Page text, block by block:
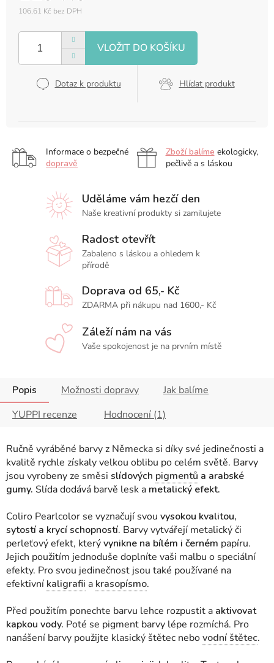
106,61 Kč bez DPH
cena:
Dotaz k produktu Hlídat produkt
Informace o bezpečné
dopravě
Zboží balíme ekologicky,
pečlivě a s láskou
Uděláme vám hezčí den
Naše kreativní produkty si zamilujete
Radost otevřít
Zabaleno s láskou a ohledem k
přírodě
Doprava od 65,- Kč
ZDARMA při nákupu nad 1600,- Kč
Záleží nám na vás
Vaše spokojenost je na prvním místě
Popis Možnosti dopravy
Jak balíme
YUPPI recenze
Hodnocení (1)
Ručně vyráběné barvy z Německa si díky své jedinečnosti a
kvalitě rychle získaly velkou oblibu po celém světě. Barvy
jsou vyrobeny ze směsi slídových pigmentů a arabské
gumy. Slída dodává barvě lesk a metalický efekt.
Coliro Pearlcolor se vyznačují svou vysokou kvalitou,
sytostí a krycí schopností. Barvy vytvářejí metalický či
perleťový efekt, kterývynikne na bílém i černém papíru.
Jejich použitím jednoduše doplníte vaši malbu o speciální
efekty. Pro svou jedinečnost jsou také používané na
efektivní kaligrafii a krasopísmo.
Před použitím ponechte barvu lehce rozpustit a aktivovat
kapkou vody. Poté se pigment barvy lépe rozmíchá. Pro
nanášení barvy použijte klasický štětec nebovodní štětec.